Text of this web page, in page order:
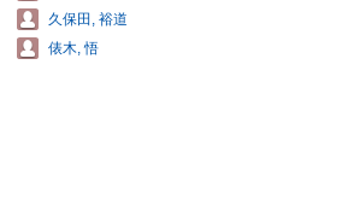
久保田, 裕道
俵木, 悟